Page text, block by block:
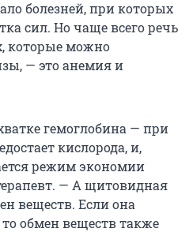
болезней, при которых
сил. Но чаще всего речь
которые можно
— это анемия и
гемоглобина — при
кислорода, и,
режим экономии
— А щитовидная
веществ. Если она
обмен веществ также